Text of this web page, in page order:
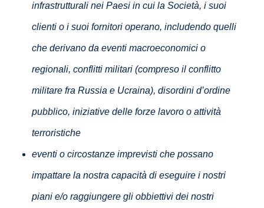
infrastrutturali nei Paesi in cui la Società, i suoi
clienti o i suoi fornitori operano, includendo quelli
che derivano da eventi macroeconomici o
regionali, conflitti militari (compreso il conflitto
militare fra Russia e Ucraina), disordini d’ordine
pubblico, iniziative delle forze lavoro o attività
terroristiche
eventi o circostanze imprevisti che possano
impattare la nostra capacità di eseguire i nostri
piani e/o raggiungere gli obbiettivi dei nostri